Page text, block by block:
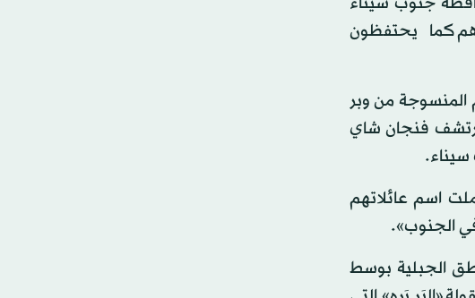
ويحتفظون بتقاليدهم كما يحتفظون
من وبر
بعد أن يرتشف فنجان شاي
اسم عائلاتهم
في الجنوب».
الجبلية بوسط